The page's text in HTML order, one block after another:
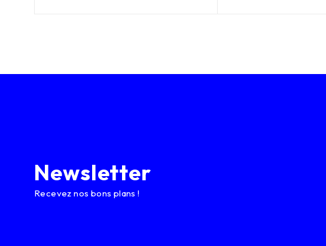
Newsletter
Recevez nos bons plans !